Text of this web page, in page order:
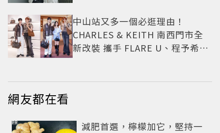
中山站又多一個必逛理由！
CHARLES & KEITH 南西門市全
新改裝 攜手 FLARE U、程予希演
網友都在看
減肥首選，檸檬加它，堅持一
PR